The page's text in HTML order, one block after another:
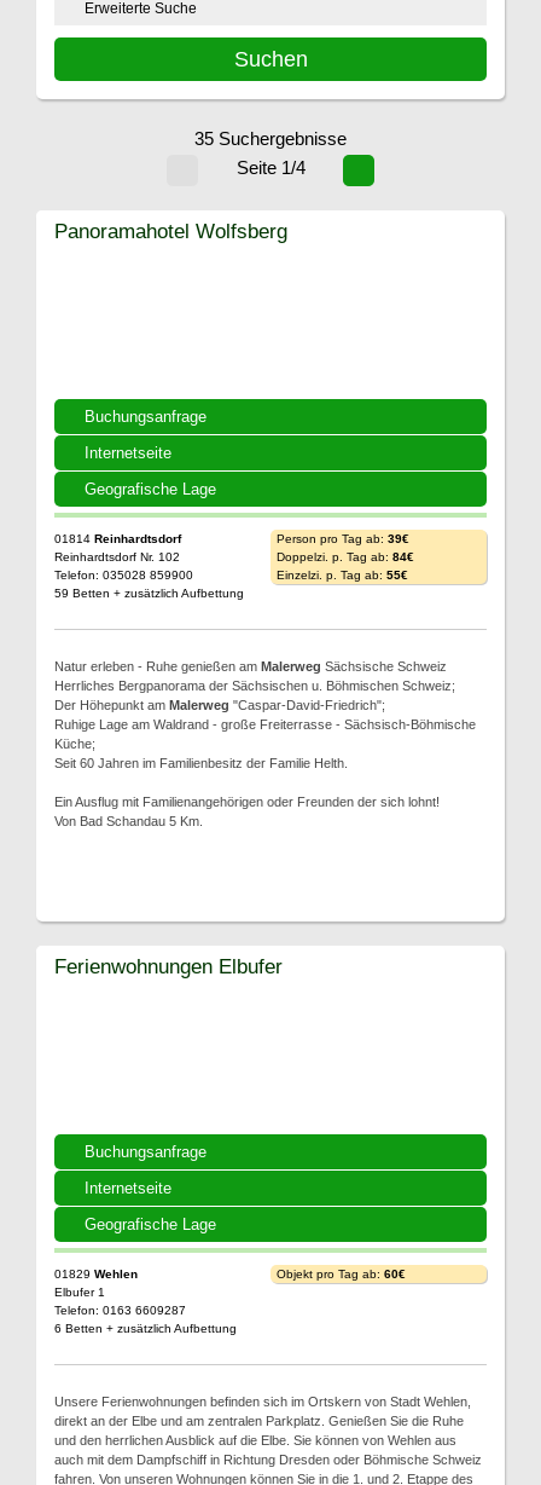
Erweiterte Suche
35 Suchergebnisse
Seite 1/4
Buchungsanfrage
Internetseite
Geografische Lage
Panoramahotel Wolfsberg
01814 Reinhardtsdorf
Reinhardtsdorf Nr. 102
Telefon: 035028 859900
59 Betten + zusätzlich Aufbettung
Person pro Tag ab: 39€
Doppelzi. p. Tag ab: 84€
Einzelzi. p. Tag ab: 55€
Natur erleben - Ruhe genießen am Malerweg Sächsische Schweiz
Herrliches Bergpanorama der Sächsischen u. Böhmischen Schweiz;
Der Höhepunkt am Malerweg "Caspar-David-Friedrich";
Ruhige Lage am Waldrand - große Freiterrasse - Sächsisch-Böhmische
Küche;
Seit 60 Jahren im Familienbesitz der Familie Helth.
Ein Ausflug mit Familienangehörigen oder Freunden der sich lohnt!
Von Bad Schandau 5 Km.
Buchungsanfrage
Internetseite
Geografische Lage
Ferienwohnungen Elbufer
01829 Wehlen
Elbufer 1
Telefon: 0163 6609287
6 Betten + zusätzlich Aufbettung
Objekt pro Tag ab: 60€
Unsere Ferienwohnungen befinden sich im Ortskern von Stadt Wehlen,
direkt an der Elbe und am zentralen Parkplatz. Genießen Sie die Ruhe
und den herrlichen Ausblick auf die Elbe. Sie können von Wehlen aus
auch mit dem Dampfschiff in Richtung Dresden oder Böhmische Schweiz
fahren. Von unseren Wohnungen können Sie in die 1. und 2. Etappe des